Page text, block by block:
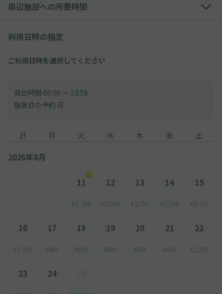
周辺施設への所要時間
利用日時の指定
ご利用日時を選択してください
貸出時間 00:00 〜 23:59
複数日の予約 可
日 月 火 水 木 金 土
2026年8月
11
¥3,700
12
¥3,700
13
¥3,700
14
¥2,500
15
¥3,700
16
¥3,700
17
¥800
18
¥800
19
¥800
20
¥800
21
¥800
22
¥2,700
23 24